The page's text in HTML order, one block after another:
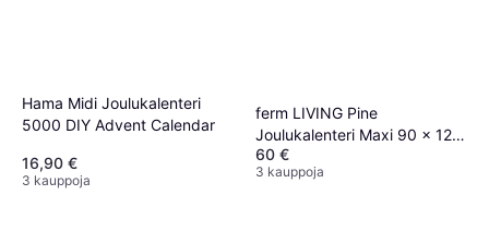
Hama Midi Joulukalenteri
5000 DIY Advent Calendar
16,90 €
3 kauppoja
ferm LIVING Pine
Joulukalenteri Maxi 90 x 125
cm
60 €
3 kauppoja